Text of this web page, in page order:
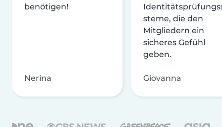
benötigen!
Nerina
steme, die den
Mitgliedern ein
sicheres Gefühl
geben.
Giovanna